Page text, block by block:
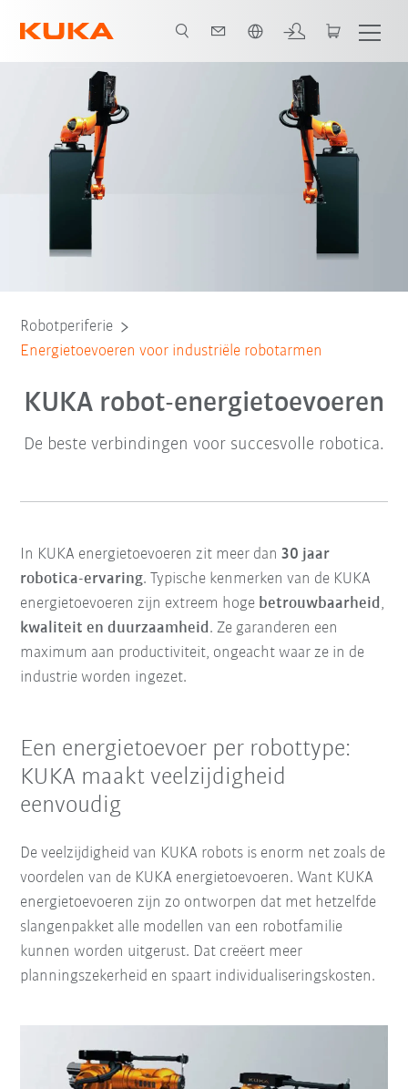
Robotperiferie
Energietoevoeren voor industriële robotarmen
KUKA robot-energietoevoeren
De beste verbindingen voor succesvolle robotica.
In KUKA energietoevoeren zit meer dan30 jaar
robotica-ervaring. Typische kenmerken van de KUKA
energietoevoeren zijn extreem hoge betrouwbaarheid,
kwaliteit en duurzaamheid. Ze garanderen een
maximum aan productiviteit, ongeacht waar ze in de
industrie worden ingezet.
Een energietoevoer per robottype:
KUKA maakt veelzijdigheid
eenvoudig
De veelzijdigheid van KUKA robots is enorm net zoals de
voordelen van de KUKA energietoevoeren. Want KUKA
energietoevoeren zijn zo ontworpen dat met hetzelfde
slangenpakket alle modellen van een robotfamilie
kunnen worden uitgerust. Dat creëert meer
planningszekerheid en spaart individualiseringskosten.